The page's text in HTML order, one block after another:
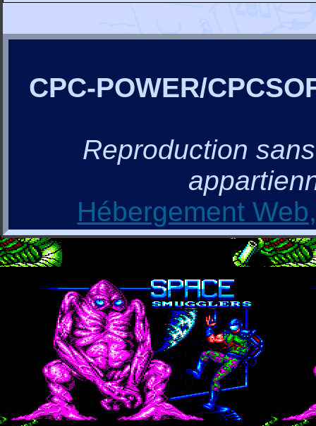
CPC-POWER/
Reproduction
Hébergement